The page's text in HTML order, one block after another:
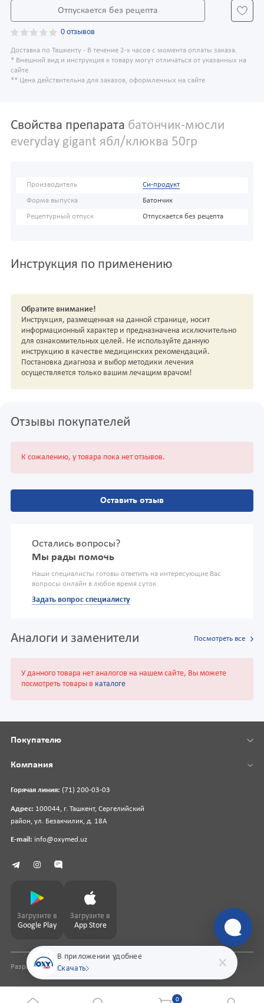
Отпускается без рецепта
0 отзывов
Доставка по Ташкенту - В течение 2-х часов с момента оплаты заказа.
* Внешний вид и инструкция к товару могут отличаться от указанных на
сайте
** Цена действительна для заказов, оформленных на сайте
Свойства препарата батончик-мюсли
everyday gigant ябл/клюква 50гр
Производитель Си-продукт
Форма выпуска Батончик
Рецептурный отпуск Отпускается без рецепта
Инструкция по применению
Обратите внимание!
Инструкция, размещенная на данной странице, носит
информационный характер и предназначена исключительно
для ознакомительных целей. Не используйте данную
инструкцию в качестве медицинских рекомендаций.
Постановка диагноза и выбор методики лечения
осуществляется только вашим лечащим врачом!
Отзывы покупателей
К сожалению, у товара пока нет отзывов.
Оставить отзыв
Остались вопросы?
Мы рады помочь
Наши специалисты готовы ответить на интересующие Вас
вопросы онлайн в любое время суток.
Задать вопрос специалисту
Аналоги и заменители Посмотреть все
У данного товара нет аналогов на нашем сайте, Вы можете
посмотреть товары в каталоге
В приложении удобнее
Скачать
Горячая линия: (71) 200-03-03
Адрес: 100044, г. Ташкент, Сергелийский
район, ул. Безакчилик, д. 18А
E-mail: info@oxymed.uz
Покупателю
Компания
Загрузите в
Google Play
Загрузите в
App Store
Разработка сайтаpharmit.uz
0